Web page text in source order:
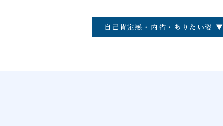
自己肯定感・内省・ありたい姿 ▼